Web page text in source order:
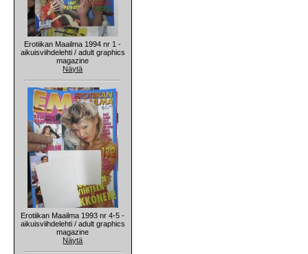
Erotiikan Maailma 1994 nr 1 -
aikuisviihdelehti / adult graphics
magazine
Näytä
Erotiikan Maailma 1993 nr 4-5 -
aikuisviihdelehti / adult graphics
magazine
Näytä